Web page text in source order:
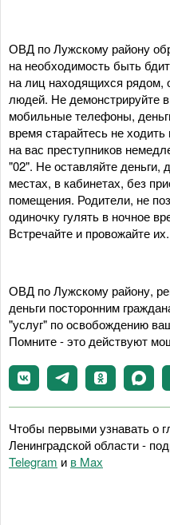
ОВД по Лужскому району
на необходимость быть
на лиц находящихся рядом,
людей. Не демонстрируйте
мобильные телефоны,
время старайтесь не
на вас преступников
"02". Не оставляйте деньги,
местах, в кабинетах, без
помещения. Родители, не
одиночку гулять в ночное
Встречайте и провожайте их.
ОВД по Лужскому району,
деньги посторонним
"услуг" по освобождению
Помните - это действуют
Чтобы первыми узнавать о
Ленинградской области -
Telegram и в Maх